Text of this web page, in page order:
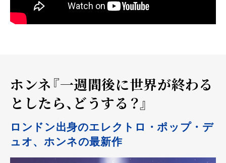
ホンネ『一週間後に世界が終わる
としたら、どうする？』
ロンドン出身のエレクトロ・ポップ・デ
ュオ、ホンネの最新作